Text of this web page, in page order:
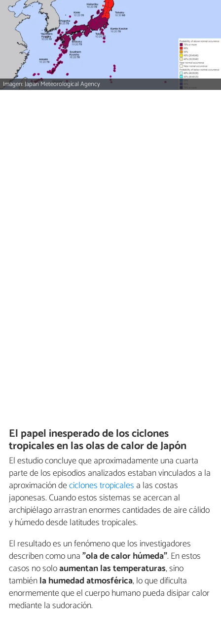
Imagen: Japan Meteorological Agency
El papel inesperado de los ciclones
tropicales en las olas de calor de Japón
El estudio concluye que aproximadamente una cuarta
parte de los episodios analizados estaban vinculados a la
aproximación deciclones tropicales a las costas
japonesas. Cuando estos sistemas se acercan al
archipiélago arrastran enormes cantidades de aire cálido
y húmedo desde latitudes tropicales.
El resultado es un fenómeno que los investigadores
describen como una"ola de calor húmeda". En estos
casos no soloaumentan las temperaturas, sino
tambiénla humedad atmosférica, lo que dificulta
enormemente que el cuerpo humano pueda disipar calor
mediante la sudoración.